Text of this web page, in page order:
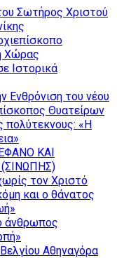
Σωτήρος Χριστού
Χώρας
Ιστορικά
Ενθρόνιση του νέου
Θυατείρων
πολύτεκνους: «Η
ΚΑΙ
τον Χριστό
και ο θάνατος
άνθρωπος
Αθηναγόρα